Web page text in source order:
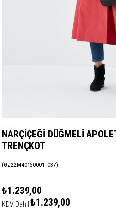
NARÇİÇEĞİ DÜĞMELİ
TRENÇKOT
(GZ22M40150001_037)
₺1.239,00
KDV Dahil ₺1.239,00